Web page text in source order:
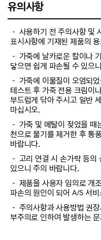
유의사항
－ 사용하기 전 주의사항 및
표시사항에 기재된 제품의
－ 가죽에 날카로운 칼이나
닿으면 쉽게 파손될 수 있으
－ 가죽에 이물질이 오염되
테스트 후 가죽 전용 크림이
부드럽게 닦아 주시고 일반
마십시오.
－ 가죽 및 메탈이 젖었을
천으로 물기를 제거한 후 통
바랍니다.
－ 고리 연결 시 손가락 등
있으니 주의 바랍니다.
－ 제품을 사용자 임의로 개
파손의 원인이 되어 A/S 서
－ 주의사항과 사용방법 권
부주의로 인하여 발생하는